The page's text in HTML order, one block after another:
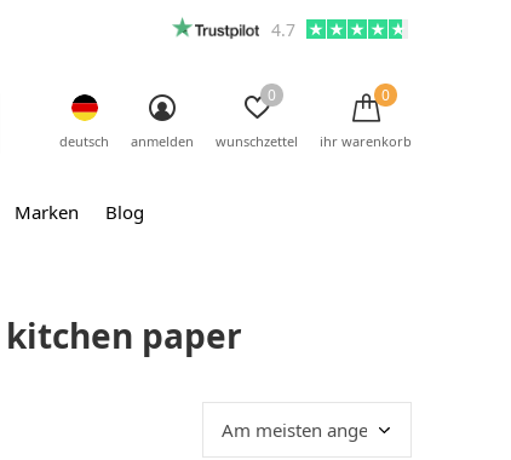
Marken Blog
deutsch anmelden wunschzettel
0
ihr warenkorb
0
4.7
paper